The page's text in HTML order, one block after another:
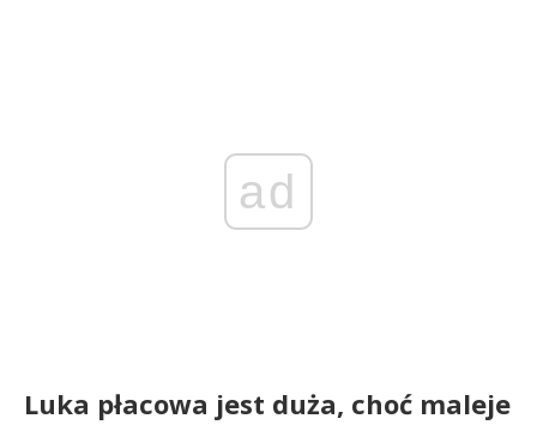
ad
Luka płacowa jest duża, choć maleje